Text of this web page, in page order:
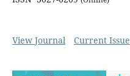
View Journal Current Issue